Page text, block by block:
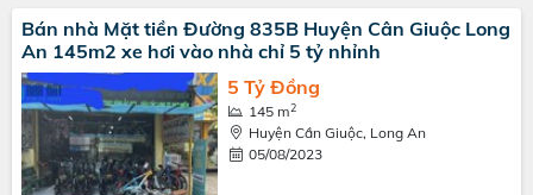
Bán nhà Mặt tiền Đường 835B Huyện Cân Giuộc Long
An 145m2 xe hơi vào nhà chỉ 5 tỷ nhỉnh
5 Tỷ Đồng
145 m2
Huyện Cần Giuộc, Long An
05/08/2023